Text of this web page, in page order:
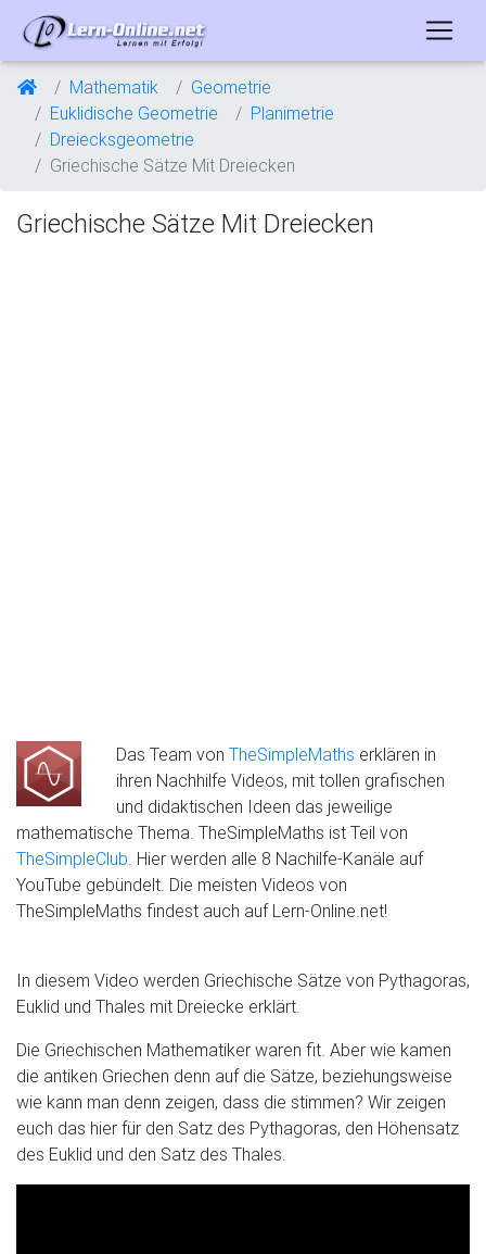
Mathematik
Geometrie
Euklidische Geometrie
Planimetrie
Dreiecksgeometrie
Griechische Sätze Mit Dreiecken
Griechische Sätze Mit Dreiecken
Das Team von TheSimpleMaths erklären in
ihren Nachhilfe Videos, mit tollen grafischen
und didaktischen Ideen das jeweilige
mathematische Thema. TheSimpleMaths ist Teil von
TheSimpleClub. Hier werden alle 8 Nachilfe-Kanäle auf
YouTube gebündelt. Die meisten Videos von
TheSimpleMaths findest auch auf Lern-Online.net!
In diesem Video werden Griechische Sätze von Pythagoras,
Euklid und Thales mit Dreiecke erklärt.
Die Griechischen Mathematiker waren fit. Aber wie kamen
die antiken Griechen denn auf die Sätze, beziehungsweise
wie kann man denn zeigen, dass die stimmen? Wir zeigen
euch das hier für den Satz des Pythagoras, den Höhensatz
des Euklid und den Satz des Thales.